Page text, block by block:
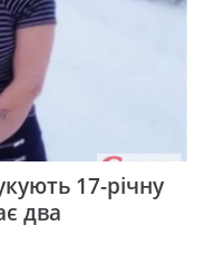
17-річну
два